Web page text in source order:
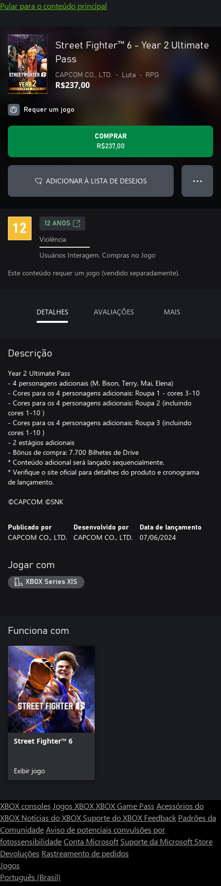
Pular para o conteúdo principal
Street Fighter™ 6 - Year 2 Ultimate
Pass
CAPCOM CO., LTD. • Luta • RPG
R$237,00
Requer um jogo
COMPRAR
R$237,00
ADICIONAR À LISTA DE DESEJOS ● ● ●
12 ANOS
Violência
Usuários Interagem, Compras no Jogo
Este conteúdo requer um jogo (vendido separadamente).
DETALHES AVALIAÇÕES MAIS
Descrição
Year 2 Ultimate Pass
- 4 personagens adicionais (M. Bison, Terry, Mai, Elena)
- Cores para os 4 personagens adicionais: Roupa 1 - cores 3-10
- Cores para os 4 personagens adicionais: Roupa 2 (incluindo
cores 1-10 )
- Cores para os 4 personagens adicionais: Roupa 3 (incluindo
cores 1-10 )
- 2 estágios adicionais
- Bônus de compra: 7.700 Bilhetes de Drive
* Conteúdo adicional será lançado sequencialmente.
* Verifique o site oficial para detalhes do produto e cronograma
de lançamento.
©CAPCOM ©SNK
Publicado por
CAPCOM CO., LTD.
Desenvolvido por
CAPCOM CO., LTD.
Data de lançamento
07/06/2024
Jogar com
XBOX Series X|S
Funciona com
Street Fighter™ 6
Exibir jogo
XBOX consoles Jogos XBOXXBOX Game Pass Acessórios do
XBOX Notícias do XBOX Suporte do XBOX Feedback Padrões da
ComunidadeAviso de potenciais convulsões por
fotossensibilidadeConta Microsoft Suporte da Microsoft Store
Devoluções Rastreamento de pedidos
Jogos
Português (Brasil)